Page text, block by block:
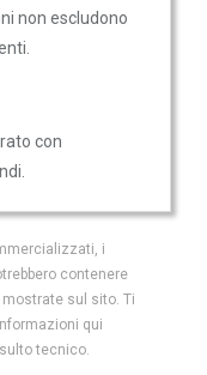
non escludono
con
i
contenere
sul sito. Ti
qui
tecnico.